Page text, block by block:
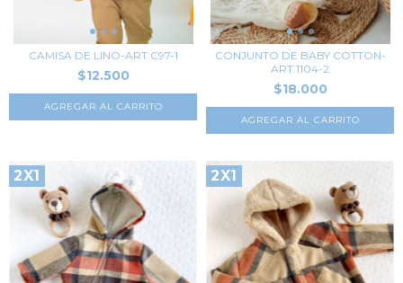
CAMISA DE LINO-ART.C97-1
$12.500
AGREGAR AL CARRITO
CONJUNTO DE BABY COTTON-
ART.1104-2
$18.000
AGREGAR AL CARRITO
2X1 2X1